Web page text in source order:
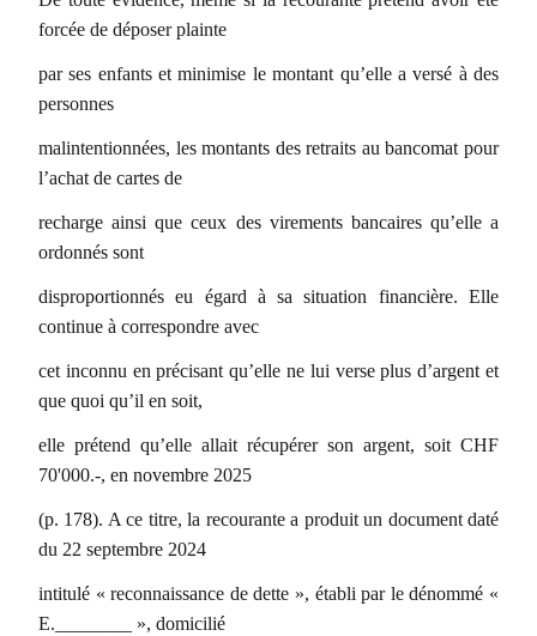
forcée de déposer plainte
par ses enfants et minimise le montant qu’elle a versé à des
personnes
malintentionnées, les montants des retraits au bancomat pour
l’achat de cartes de
recharge ainsi que ceux des virements bancaires qu’elle a
ordonnés sont
disproportionnés eu égard à sa situation financière. Elle
continue à correspondre avec
cet inconnu en précisant qu’elle ne lui verse plus d’argent et
que quoi qu’il en soit,
elle prétend qu’elle allait récupérer son argent, soit CHF
70'000.-, en novembre 2025
(p. 178). A ce titre, la recourante a produit un document daté
du 22 septembre 2024
intitulé « reconnaissance de dette », établi par le dénommé «
E.________ », domicilié